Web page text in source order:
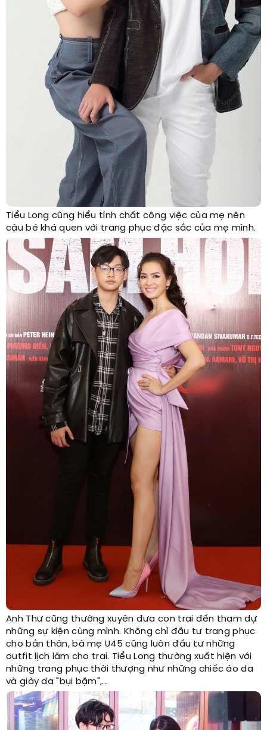
Tiểu Long cũng hiểu tính chất công việc của mẹ nên
cậu bé khá quen với trang phục đặc sắc của mẹ mình.
Anh Thư cũng thường xuyên đưa con trai đến tham dự
những sự kiện cùng mình. Không chỉ đầu tư trang phục
cho bản thân, bà mẹ U45 cũng luôn đầu tư những
outfit lịch lãm cho trai. Tiểu Long thường xuất hiện với
những trang phục thời thượng như những chiếc áo da
và giày da "bụi bặm",...